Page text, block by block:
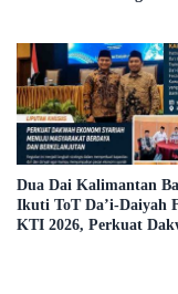
Dua Dai Kalimantan
Ikuti ToT Da’i-Daiyah
KTI 2026, Perkuat